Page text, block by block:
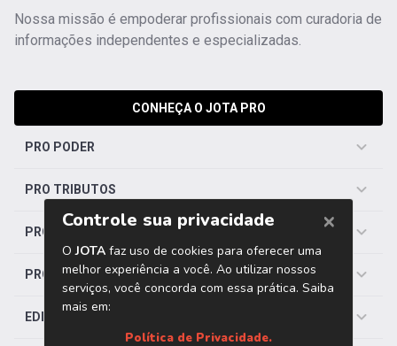
Nossa missão é empoderar profissionais com curadoria de
informações independentes e especializadas.
CONHEÇA O JOTA PRO
PRO PODER
PRO TRIBUTOS
PRO TRABALHISTA
PRO SAÚDE
EDITORIAS